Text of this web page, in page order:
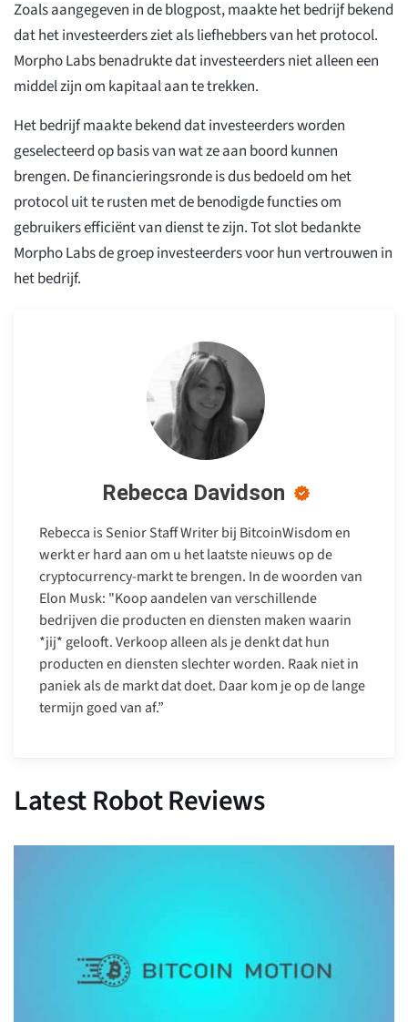
Zoals aangegeven in de blogpost, maakte het bedrijf bekend
dat het investeerders ziet als liefhebbers van het protocol.
Morpho Labs benadrukte dat investeerders niet alleen een
middel zijn om kapitaal aan te trekken.
Het bedrijf maakte bekend dat investeerders worden
geselecteerd op basis van wat ze aan boord kunnen
brengen. De financieringsronde is dus bedoeld om het
protocol uit te rusten met de benodigde functies om
gebruikers efficiënt van dienst te zijn. Tot slot bedankte
Morpho Labs de groep investeerders voor hun vertrouwen in
het bedrijf.
Rebecca Davidson
Rebecca is Senior Staff Writer bij BitcoinWisdom en
werkt er hard aan om u het laatste nieuws op de
cryptocurrency-markt te brengen. In de woorden van
Elon Musk: "Koop aandelen van verschillende
bedrijven die producten en diensten maken waarin
*jij* gelooft. Verkoop alleen als je denkt dat hun
producten en diensten slechter worden. Raak niet in
paniek als de markt dat doet. Daar kom je op de lange
termijn goed van af.”
Latest Robot Reviews